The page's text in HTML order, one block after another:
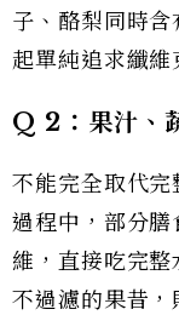
子、酪梨同時
起單純追求纖維
Q 2 ：果汁、
不能完全取代
過程中，部分
維，直接吃完
不過濾的果昔，